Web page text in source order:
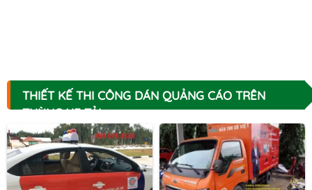
THIẾT KẾ THI CÔNG DÁN QUẢNG CÁO TRÊN
THÙNG XE TẢI